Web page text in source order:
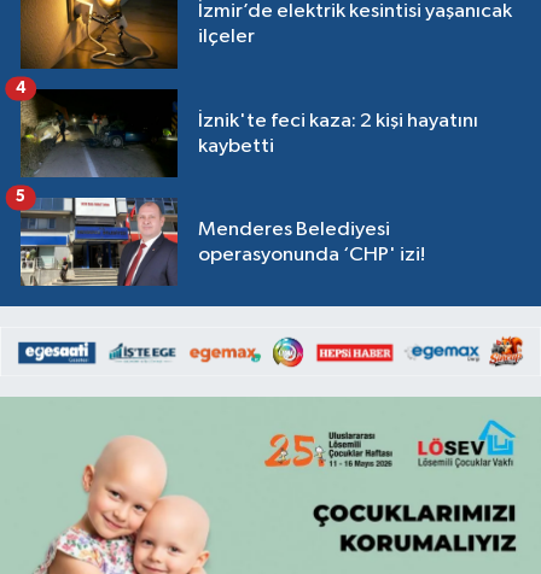
İzmir’de elektrik kesintisi yaşanıcak
ilçeler
İznik'te feci kaza: 2 kişi hayatını
kaybetti
4
Menderes Belediyesi
operasyonunda ‘CHP' izi!
5